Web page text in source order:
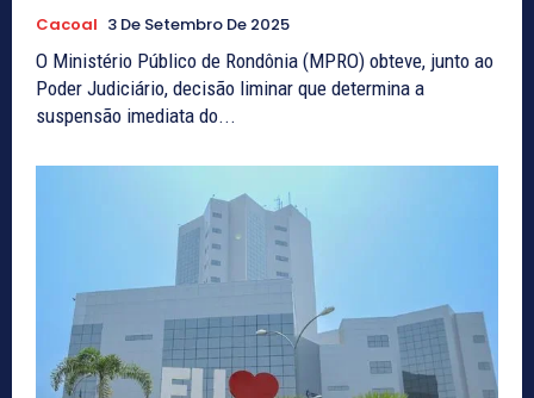
Cacoal 3 De Setembro De 2025
O Ministério Público de Rondônia (MPRO) obteve, junto ao
Poder Judiciário, decisão liminar que determina a
suspensão imediata do...